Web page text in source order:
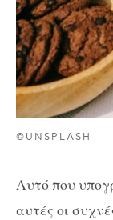
©UNSPLASH
Αυτό που
αυτές οι